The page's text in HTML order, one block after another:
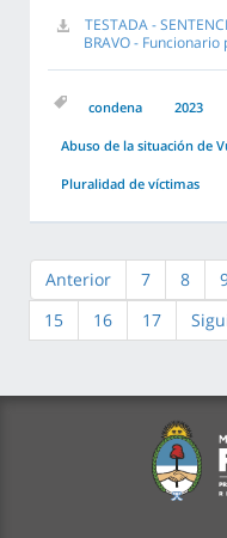
TESTADA -
BRAVO - Funcionario
condena 2023
Abuso de la situación de
Pluralidad de víctimas
Anterior 7 8
15
16 17